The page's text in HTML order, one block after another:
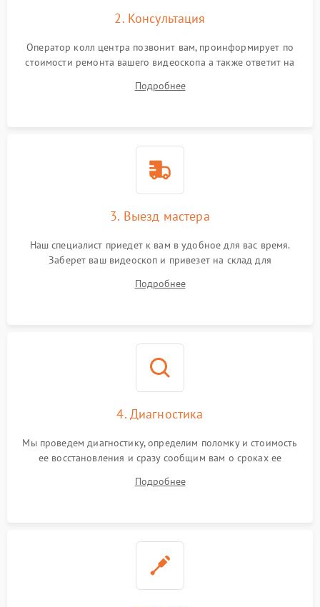
2. Консультация
Оператор колл центра позвонит вам, проинформирует по
стоимости ремонта вашего видеоскопа а также ответит на
Подробнее
3. Выезд мастера
Наш специалист приедет к вам в удобное для вас время.
Заберет ваш видеоскоп и привезет на склад для
Подробнее
4. Диагностика
Мы проведем диагностику, определим поломку и стоимость
ее восстановления и сразу сообщим вам о сроках ее
Подробнее